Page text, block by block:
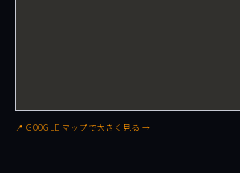
📍 GOOGLE マップで大きく見る →